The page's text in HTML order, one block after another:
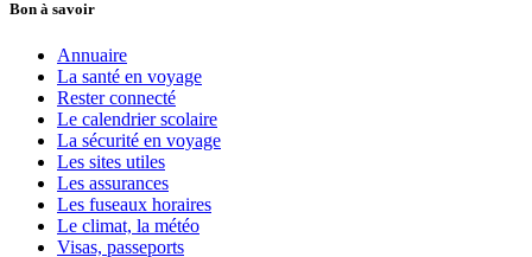
Bon à savoir
Annuaire
La santé en voyage
Rester connecté
Le calendrier scolaire
La sécurité en voyage
Les sites utiles
Les assurances
Les fuseaux horaires
Le climat, la météo
Visas, passeports